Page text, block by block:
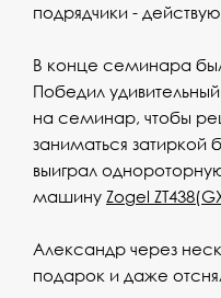
подрядчики -
В конце семинара
Победил
на семинар, чтобы
заниматься затиркой
выиграл
машину Zogel
Александр через
подарок и даже